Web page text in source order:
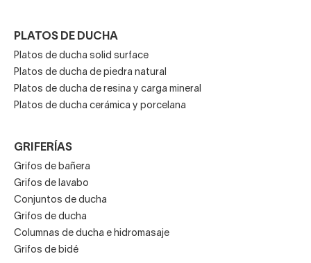
PLATOS DE DUCHA
Platos de ducha solid surface
Platos de ducha de piedra natural
Platos de ducha de resina y carga mineral
Platos de ducha cerámica y porcelana
GRIFERÍAS
Grifos de bañera
Grifos de lavabo
Conjuntos de ducha
Grifos de ducha
Columnas de ducha e hidromasaje
Grifos de bidé